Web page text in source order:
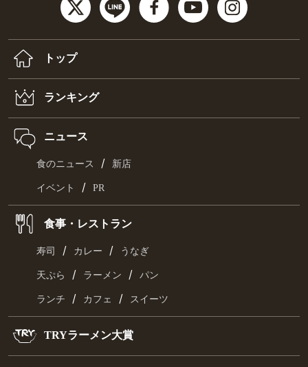
トップ
ランキング
ニュース
食のニュース / 新店
イベント / PR
食事・レストラン
寿司 / カレー / うなぎ
天ぷら / ラーメン / パン
ランチ / カフェ / スイーツ
TRYラーメン大賞